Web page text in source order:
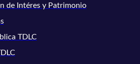
de Intéres y Patrimonio
TDLC